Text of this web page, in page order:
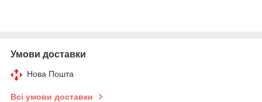
Умови доставки
Нова Пошта
Всі умови доставки